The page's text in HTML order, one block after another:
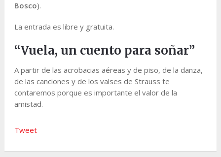
Bosco).
La entrada es libre y gratuita.
“Vuela, un cuento para soñar”
A partir de las acrobacias aéreas y de piso, de la danza,
de las canciones y de los valses de Strauss te
contaremos porque es importante el valor de la
amistad.
Tweet